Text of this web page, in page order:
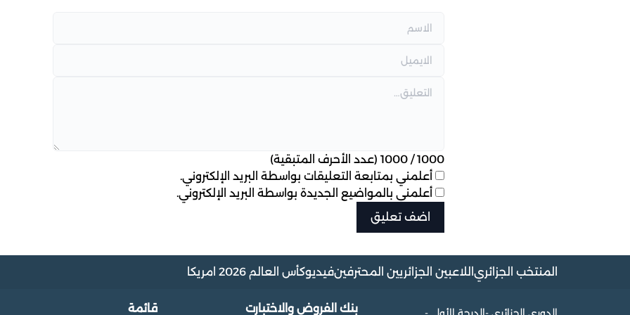
1000
/
1000 (عدد الأحرف المتبقية)
أعلمني بمتابعة التعليقات بواسطة البريد الإلكتروني.
أعلمني بالمواضيع الجديدة بواسطة البريد الإلكتروني.
المنتخب الجزائري اللاعبين الجزائريين المحترفينفيديوكأس العالم 2026 امريكا
بنك الفروض والاختبارت قائمة